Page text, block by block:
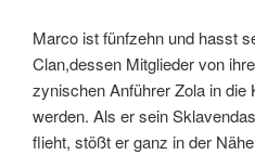
Marco ist fünfzehn und hasst
Clan,dessen Mitglieder von
zynischen Anführer Zola in die
werden. Als er sein
flieht, stößt er ganz in der